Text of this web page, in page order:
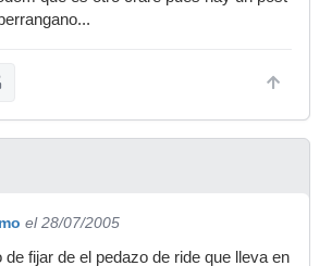
el 28/07/2005
fijar de el pedazo de ride que lleva en